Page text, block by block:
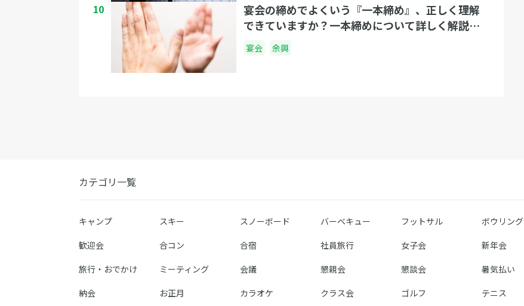
れますか？ A.アカウント登録されていても、未
ログイン状態であればマイページのイベント履
が見れていました。そのデータはどうなります
機能は既に終了しております。従って、過去に
会員登録頂いた情報に紐付いているイベントの
ております。
10
宴会の締めでよくいう『一本締め』、正しく理解
できていますか？一本締めについて詳しく解説し
ます
宴会 余興
カテゴリ一覧
キャンプ スキー スノーボード バーベキュー フットサル ボウリング
歓迎会
合コン 合宿 社員旅行 女子会 新年会
旅行・おでかけ
ミーティング 会議 懇親会 懇談会 暑気払い
納会
お正月 カラオケ クラス会 ゴルフ テニス